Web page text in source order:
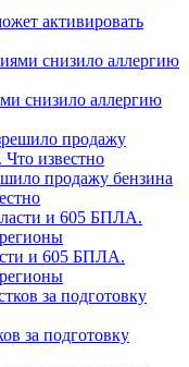
активировать
снизило аллергию
продажу бензина
и 605 БПЛА.
за подготовку